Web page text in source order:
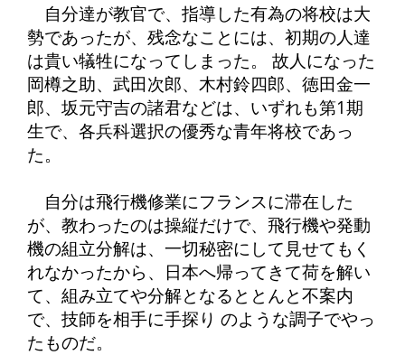
自分達が教官で、指導した有為の将校は大
勢であったが、残念なことには、初期の人達
は貴い犠牲になってしまった。 故人になった
岡樽之助、武田次郎、木村鈴四郎、徳田金一
郎、坂元守吉の諸君などは、いずれも第1期
生で、各兵科選択の優秀な青年将校であっ
た。
自分は飛行機修業にフランスに滞在した
が、教わったのは操縦だけで、飛行機や発動
機の組立分解は、一切秘密にして見せてもく
れなかったから、日本へ帰ってきて荷を解い
て、組み立てや分解となるととんと不案内
で、技師を相手に手探り のような調子でやっ
たものだ。